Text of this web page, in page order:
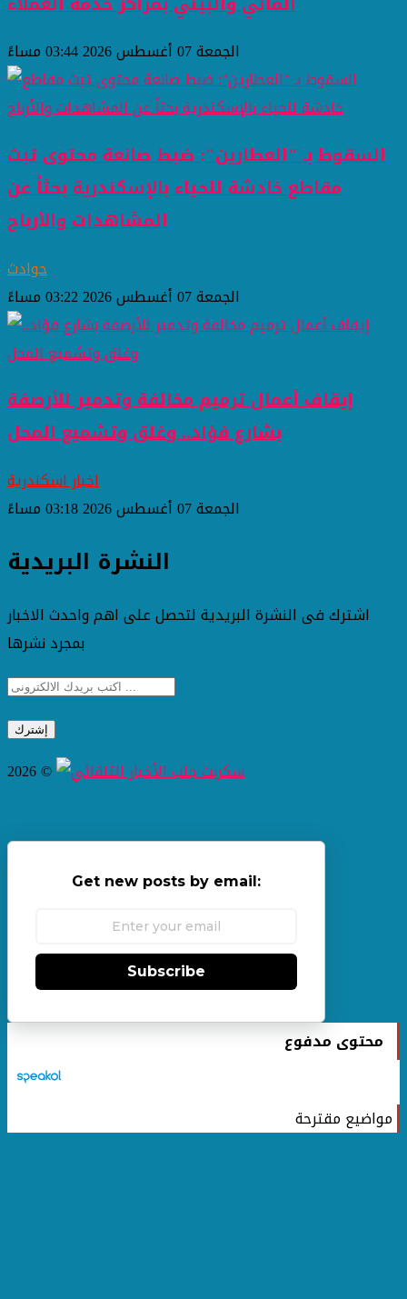
الجمعة 07 أغسطس 2026 03:44 مساءً
السقوط بـ "العطارين": ضبط صانعة محتوى تبث
مقاطع خادشة للحياء بالإسكندرية بحثاً عن
المشاهدات والأرباح
حوادث
الجمعة 07 أغسطس 2026 03:22 مساءً
إيقاف أعمال ترميم مخالفة وتدمير للأرصفة
بشارع فؤاد.. وغلق وتشميع المحل
اخبار اسكندرية
الجمعة 07 أغسطس 2026 03:18 مساءً
النشرة البريدية
اشترك فى النشرة البريدية لتحصل على اهم واحدث الاخبار
بمجرد نشرها
2026 ©
Get new posts by email:
Subscribe
محتوى مدفوع
مواضيع مقترحة